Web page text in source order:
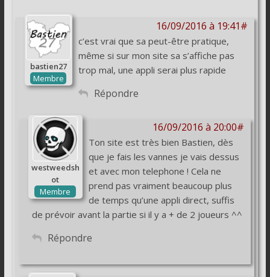
16/09/2016 à 19:41#
bastien27
Membre
c’est vrai que sa peut-être pratique,
même si sur mon site sa s’affiche pas
trop mal, une appli serai plus rapide
Répondre
16/09/2016 à 20:00#
westweedsh
ot
Membre
Ton site est très bien Bastien, dès
que je fais les vannes je vais dessus
et avec mon telephone ! Cela ne
prend pas vraiment beaucoup plus
de temps qu’une appli direct, suffis
de prévoir avant la partie si il y a + de 2 joueurs ^^
Répondre